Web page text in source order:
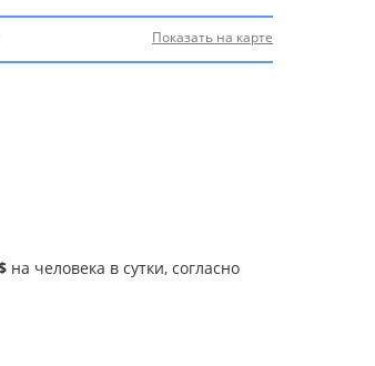
Показать на карте
на человека в сутки, согласно